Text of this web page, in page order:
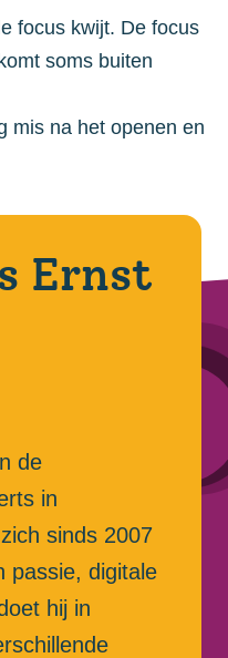
focus kwijt. De focus
soms buiten
mis na het openen en
Ernst
de
in
sinds 2007
passie, digitale
hij in